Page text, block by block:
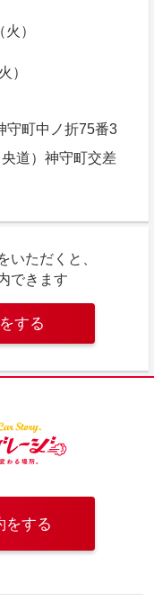
）
）
守町中ノ折75番3
道）神守町交差
いただくと、
できます
する
をする